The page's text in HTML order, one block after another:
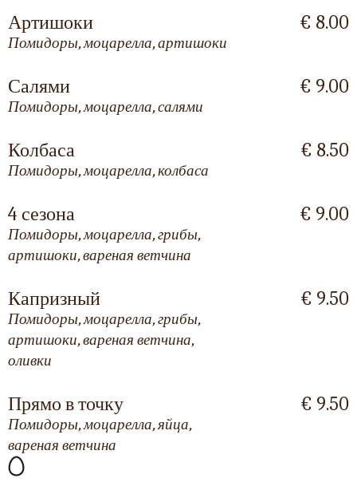
Артишоки
Помидоры, моцарелла, артишоки
€ 8.00
Салями
Помидоры, моцарелла, салями
€ 9.00
Колбаса
Помидоры, моцарелла, колбаса
€ 8.50
4 сезона
Помидоры, моцарелла, грибы,
артишоки, вареная ветчина
€ 9.00
Капризный
Помидоры, моцарелла, грибы,
артишоки, вареная ветчина,
оливки
€ 9.50
Прямо в точку
Помидоры, моцарелла, яйца,
вареная ветчина
€ 9.50